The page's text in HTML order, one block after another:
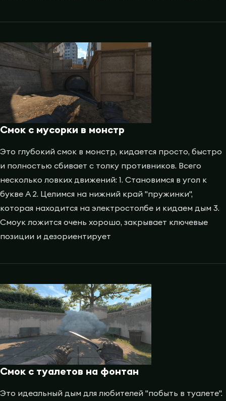
Смок с мусорки в монстр
Это глубокий смок в монстр, кидается просто, быстро
и полностью сбивает с толку противников. Всего
несколько ловких движений: 1. Становимся в угол к
букве A 2. Целимся на нижний край "пружинки",
которая находится на электростолбе и кидаем дым 3.
Смоук ложится очень хорошо, закрывает ключевые
позиции и дезориентирует
Смок с туалетов на фонтан
Это идеальный дым для любителей "побыть в туалете".